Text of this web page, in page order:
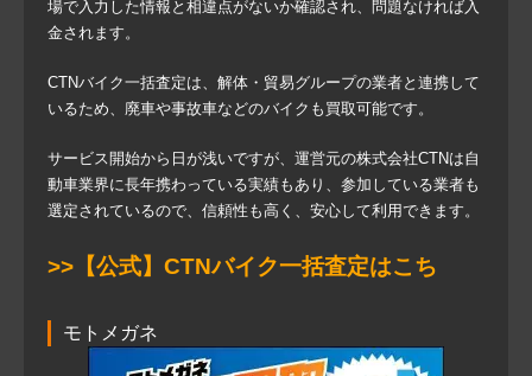
場で入力した情報と相違点がないか確認され、問題なければ入
金されます。
CTNバイク一括査定は、解体・貿易グループの業者と連携して
いるため、廃車や事故車などのバイクも買取可能です。
サービス開始から日が浅いですが、運営元の株式会社CTNは自
動車業界に長年携わっている実績もあり、参加している業者も
選定されているので、信頼性も高く、安心して利用できます。
>>【公式】CTNバイク一括査定はこち
モトメガネ